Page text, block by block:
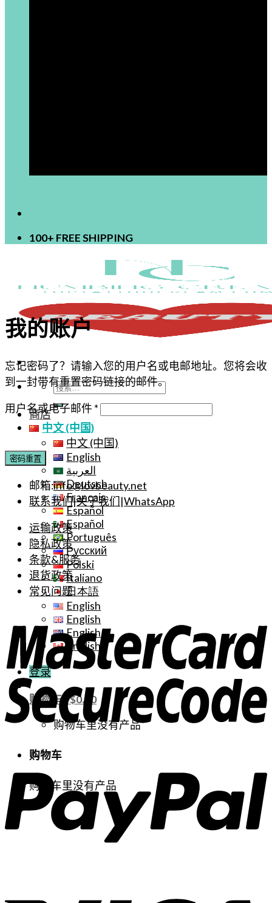
100+ FREE SHIPPING
搜
索：
商店
中文 (中国)
中文 (中国)
English
العربية
Deutsch
Français
Español
Español
Português
Русский
Polski
Italiano
日本語
English
English
English
English
登录
购物车 /$0.00
购物车里没有产品
购物车
购物车里没有产品
我的账户
忘记密码了？请输入您的用户名或电邮地址。您将会收
到一封带有重置密码链接的邮件。
用户名或电子邮件 *必
密码重置
邮箱:info@lovbeauty.net
联系我们|关于我们 |WhatsApp
运输政策
隐私政策
条款&服务
退货政策
常见问题